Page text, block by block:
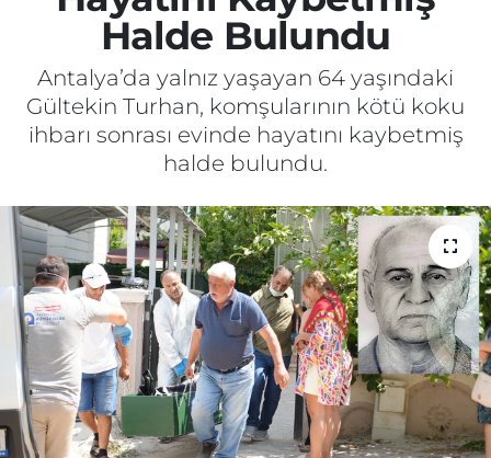
Halde Bulundu
Antalya’da yalnız yaşayan 64 yaşındaki
Gültekin Turhan, komşularının kötü koku
ihbarı sonrası evinde hayatını kaybetmiş
halde bulundu.
EKONOMİ
SAĞLIK
SPOR
MAGAZİN
ESKİŞEHİRSPOR
Son Dakika Haberleri
Haber Arşivi